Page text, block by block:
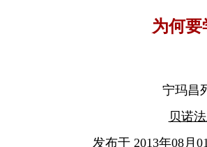
为何要
宁玛昌
贝诺
发布于 2013年08月